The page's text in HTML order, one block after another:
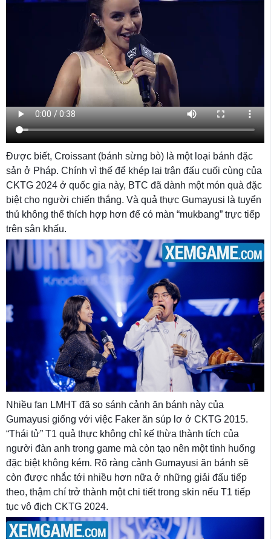
Được biết, Croissant (bánh sừng bò) là một loại bánh đặc
sản ở Pháp. Chính vì thế để khép lại trận đấu cuối cùng của
CKTG 2024 ở quốc gia này, BTC đã dành một món quà đặc
biệt cho người chiến thắng. Và quả thực Gumayusi là tuyển
thủ không thể thích hợp hơn để có màn “mukbang” trực tiếp
trên sân khấu.
Nhiều fan LMHT đã so sánh cảnh ăn bánh này của
Gumayusi giống với việc Faker ăn súp lơ ở CKTG 2015.
“Thái tử” T1 quả thực không chỉ kế thừa thành tích của
người đàn anh trong game mà còn tạo nên một tình huống
đặc biệt không kém. Rõ ràng cảnh Gumayusi ăn bánh sẽ
còn được nhắc tới nhiều hơn nữa ở những giải đấu tiếp
theo, thậm chí trở thành một chi tiết trong skin nếu T1 tiếp
tục vô địch CKTG 2024.